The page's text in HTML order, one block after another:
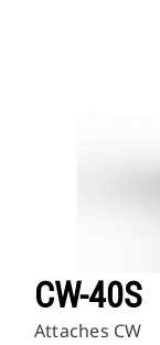
CW-40S
Attaches CW